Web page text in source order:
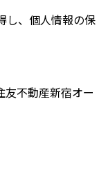
し、個人情報の保
不動産新宿オー